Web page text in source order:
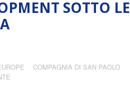
SOTTO LE
COMPAGNIA DI SAN PAOLO